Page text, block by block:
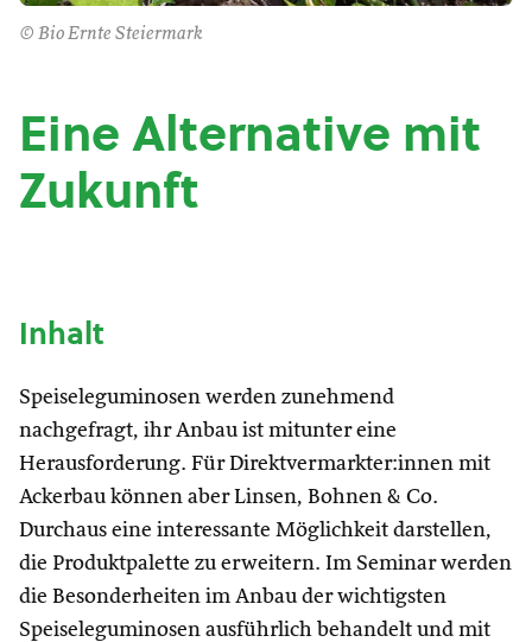
© Bio Ernte Steiermark
Eine Alternative mit
Zukunft
Inhalt
Speiseleguminosen werden zunehmend
nachgefragt, ihr Anbau ist mitunter eine
Herausforderung. Für Direktvermarkter:innen mit
Ackerbau können aber Linsen, Bohnen & Co.
Durchaus eine interessante Möglichkeit darstellen,
die Produktpalette zu erweitern. Im Seminar werden
die Besonderheiten im Anbau der wichtigsten
Speiseleguminosen ausführlich behandelt und mit